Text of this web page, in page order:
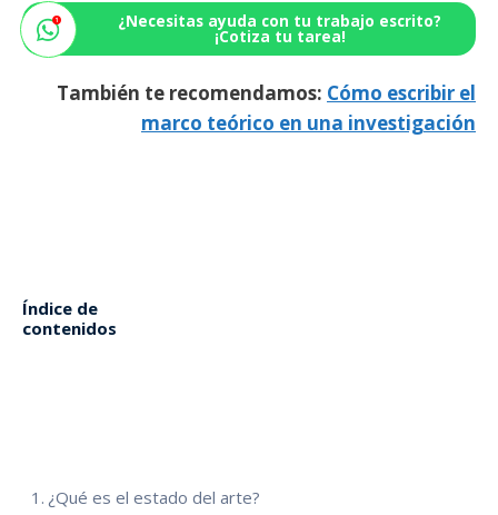
¿Necesitas ayuda con tu trabajo escrito?
¡Cotiza tu tarea!
También te recomendamos: Cómo escribir el
marco teórico en una investigación
Índice de
contenidos
¿Qué es el estado del arte?